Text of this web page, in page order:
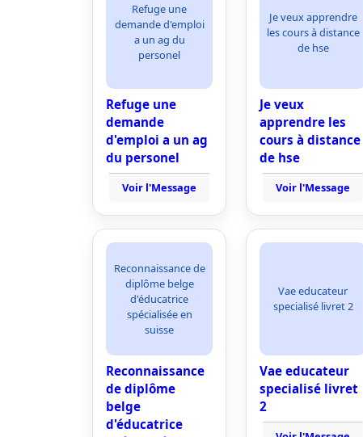
Refuge une
demande d'emploi
a un ag du
personel
Refuge une
demande
d'emploi a un ag
du personel
Voir l'Message
Je veux apprendre
les cours à distance
de hse
Je veux
apprendre les
cours à distance
de hse
Voir l'Message
Reconnaissance de
diplôme belge
d'éducatrice
spécialisée en
suisse
Reconnaissance
de diplôme
belge
d'éducatrice
Vae educateur
specialisé livret 2
Vae educateur
specialisé livret
2